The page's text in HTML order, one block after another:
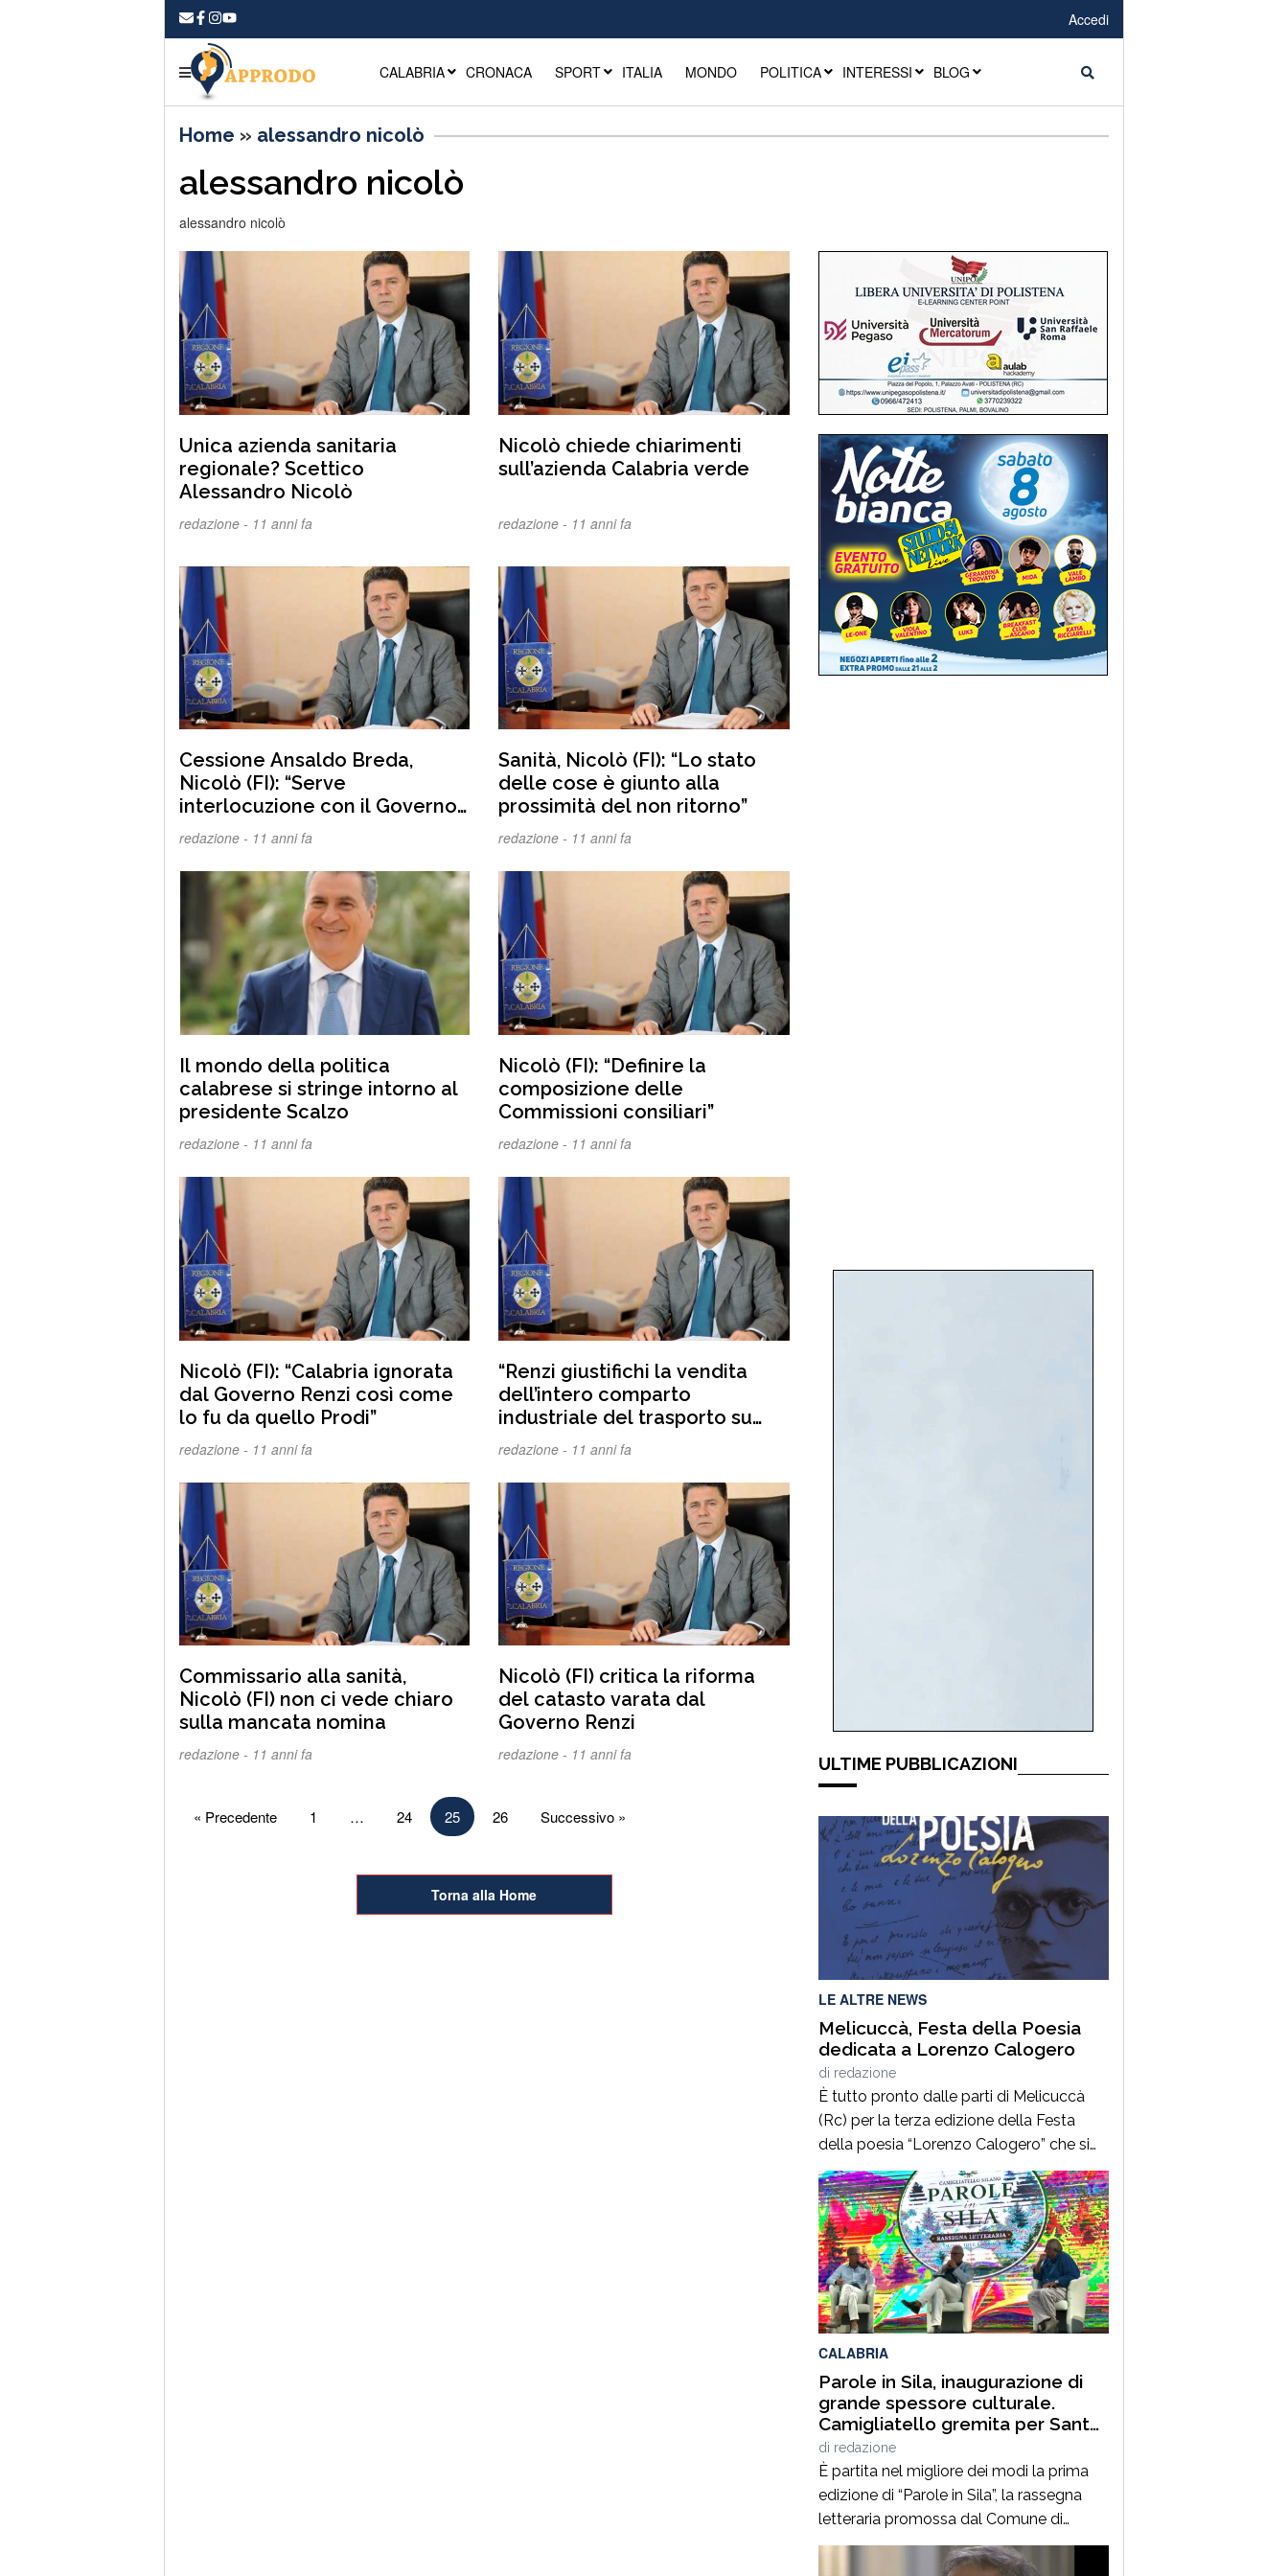
Accedi
CALABRIA CRONACA SPORT ITALIA MONDO POLITICA INTERESSI BLOG
Home » alessandro nicolò
alessandro nicolò
alessandro nicolò
Unica azienda sanitaria
regionale? Scettico
Alessandro Nicolò
redazione - 11 anni fa
Nicolò chiede chiarimenti
sull’azienda Calabria verde
redazione - 11 anni fa
Cessione Ansaldo Breda,
Nicolò (FI): “Serve
interlocuzione con il Governo
e i nuovi proprietari”
redazione - 11 anni fa
Sanità, Nicolò (FI): “Lo stato
delle cose è giunto alla
prossimità del non ritorno”
redazione - 11 anni fa
Il mondo della politica
calabrese si stringe intorno al
presidente Scalzo
redazione - 11 anni fa
Nicolò (FI): “Definire la
composizione delle
Commissioni consiliari”
redazione - 11 anni fa
Nicolò (FI): “Calabria ignorata
dal Governo Renzi così come
lo fu da quello Prodi”
redazione - 11 anni fa
“Renzi giustifichi la vendita
dell’intero comparto
industriale del trasporto su
rotaia”
redazione - 11 anni fa
Commissario alla sanità,
Nicolò (FI) non ci vede chiaro
sulla mancata nomina
redazione - 11 anni fa
Nicolò (FI) critica la riforma
del catasto varata dal
Governo Renzi
redazione - 11 anni fa
Paginazione
« Precedente 1 … 24 25 26 Successivo »
Torna alla Home
ULTIME PUBBLICAZIONI
LE ALTRE NEWS
Melicuccà, Festa della Poesia
dedicata a Lorenzo Calogero
di redazione
È tutto pronto dalle parti di Melicuccà
(Rc) per la terza edizione della Festa
della poesia “Lorenzo Calogero” che si
terrà dal 6 all’11 agosto. Dopo il successo
delle prime due edizioni, nel 2024 e nel
2025, che hanno portato nell’entroterra
calabrese autorevoli protagonisti della
cultura italiana e internazionale, anche
per quest’annoLYRIKS – Laboratorio
Interdisciplinare […]
CALABRIA
Parole in Sila, inaugurazione di
grande spessore culturale.
Camigliatello gremita per Santo
Gioffrè e il Procuratore Aggiunto
Stefano Musolino
di redazione
È partita nel migliore dei modi la prima
edizione di “Parole in Sila”, la rassegna
letteraria promossa dal Comune di
Spezzano della Sila e diretta dal
giornalista Pasquale Motta, che fino al 19